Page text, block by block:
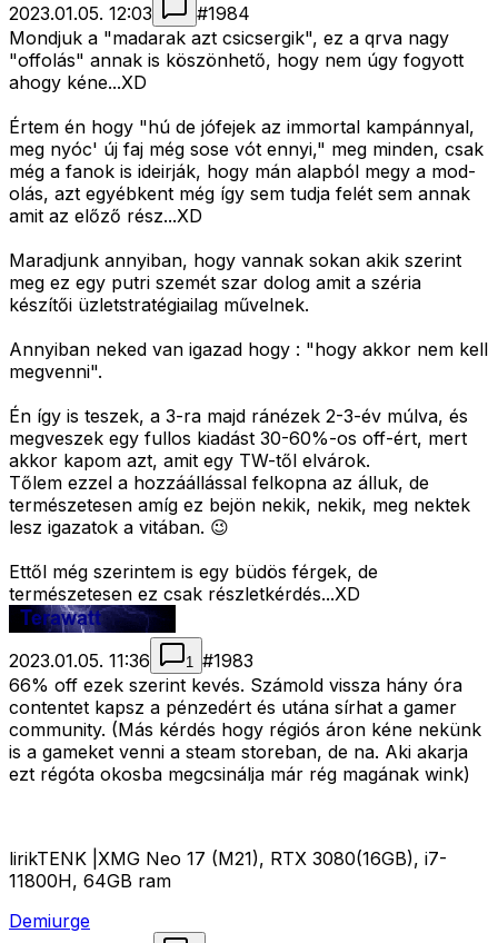
2023.01.05. 12:03
#1984
Mondjuk a "madarak azt csicsergik", ez a qrva nagy
"offolás" annak is köszönhető, hogy nem úgy fogyott
ahogy kéne...XD
Értem én hogy "hú de jófejek az immortal kampánnyal,
meg nyóc' új faj még sose vót ennyi," meg minden, csak
még a fanok is ideirják, hogy mán alapból megy a mod-
olás, azt egyébkent még így sem tudja felét sem annak
amit az előző rész...XD
Maradjunk annyiban, hogy vannak sokan akik szerint
meg ez egy putri szemét szar dolog amit a széria
készítői üzletstratégiailag művelnek.
Annyiban neked van igazad hogy : "hogy akkor nem kell
megvenni".
Én így is teszek, a 3-ra majd ránézek 2-3-év múlva, és
megveszek egy fullos kiadást 30-60%-os off-ért, mert
akkor kapom azt, amit egy TW-től elvárok.
Tőlem ezzel a hozzáállással felkopna az álluk, de
természetesen amíg ez bejön nekik, nekik, meg nektek
lesz igazatok a vitában. 😉
Ettől még szerintem is egy büdös férgek, de
természetesen ez csak részletkérdés...XD
2023.01.05. 11:36 1 #1983
66% off ezek szerint kevés. Számold vissza hány óra
contentet kapsz a pénzedért és utána sírhat a gamer
community. (Más kérdés hogy régiós áron kéne nekünk
is a gameket venni a steam storeban, de na. Aki akarja
ezt régóta okosba megcsinálja már rég magának wink)
lirikTENK |XMG Neo 17 (M21), RTX 3080(16GB), i7-
11800H, 64GB ram
Demiurge